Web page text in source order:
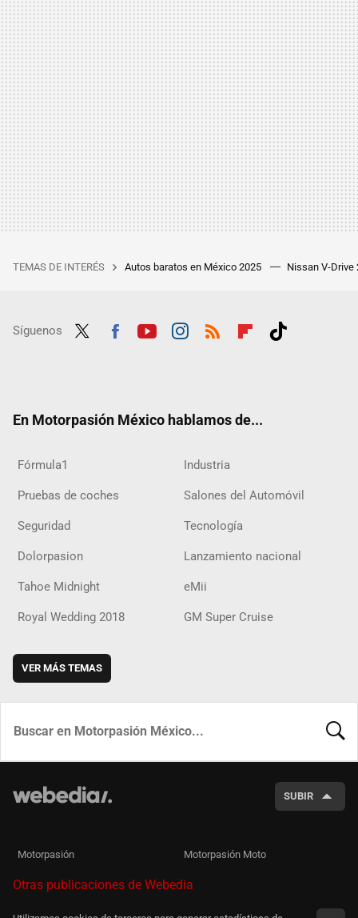
TEMAS DE INTERÉS Autos baratos en México 2025 Nissan V-Drive
Síguenos
En Motorpasión México hablamos de...
Fórmula1 Industria
Pruebas de coches Salones del Automóvil
Seguridad Tecnología
Dolorpasion Lanzamiento nacional
Tahoe Midnight eMii
Royal Wedding 2018 GM Super Cruise
VER MÁS TEMAS
SUBIR
Motorpasión Motorpasión Moto
Otras publicaciones de Webedia